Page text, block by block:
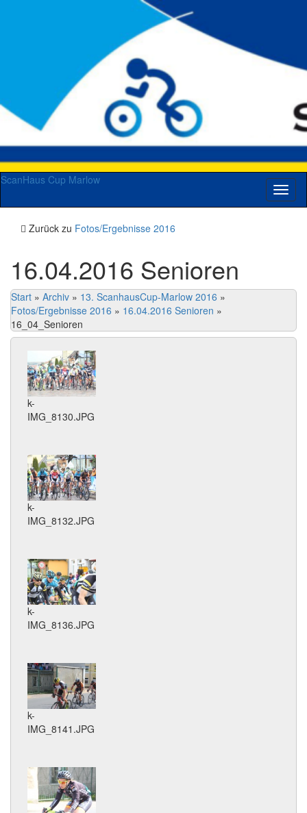
ScanHaus Cup Marlow
Zurück zu Fotos/Ergebnisse 2016
16.04.2016 Senioren
Start » Archiv » 13. ScanhausCup-Marlow 2016 »
Fotos/Ergebnisse 2016 » 16.04.2016 Senioren »
16_04_Senioren
k-
IMG_8130.JPG
k-
IMG_8132.JPG
k-
IMG_8136.JPG
k-
IMG_8141.JPG